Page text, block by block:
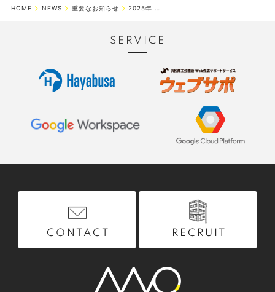
HOME NEWS 重要なお知らせ 2025年 年末年始休業期間のお知らせ
SERVICE
CONTACT RECRUIT